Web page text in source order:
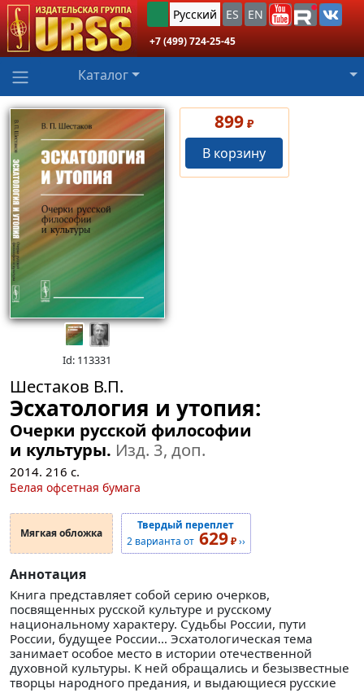
Русский ES EN
+7 (499) 724-25-45
Каталог
Id: 113331
899 ₽
В корзину
Шестаков В.П.
Эсхатология и утопия:
Очерки русской философии
и культуры. Изд. 3, доп.
2014. 216 с.
Белая офсетная бумага
Мягкая обложка
Твердый переплет
2 варианта от 629₽››
Аннотация
Книга представляет собой серию очерков,
посвященных русской культуре и русскому
национальному характеру. Судьбы России, пути
России, будущее России… Эсхатологическая тема
занимает особое место в истории отечественной
духовной культуры. К ней обращались и безызвестные
творцы народного предания, и выдающиеся русские